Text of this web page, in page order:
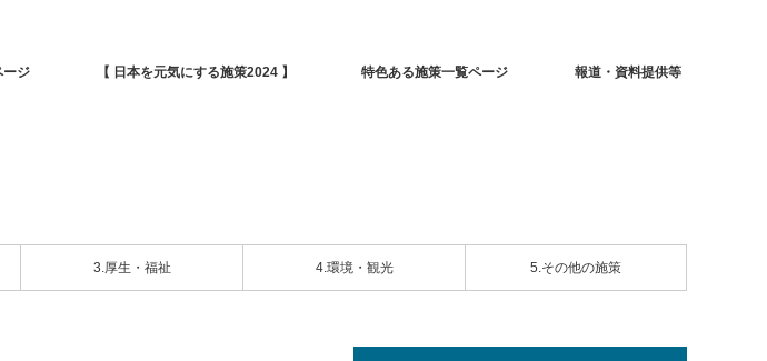
ージ 【 日本を元気にする施策2024 】 特色ある施策一覧ページ 報道・資料提供等
3.厚生・福祉 4.環境・観光 5.その他の施策